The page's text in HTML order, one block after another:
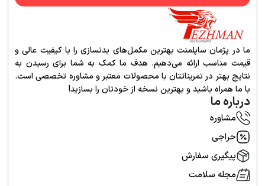
ما در پژمان ساپلمنت بهترین مکمل‌های بدنسازی را با کیفیت عالی و
قیمت مناسب ارائه می‌دهیم. هدف ما کمک به شما برای رسیدن به
نتایج بهتر در تمریناتتان با محصولات معتبر و مشاوره تخصصی است.
با ما همراه باشید و بهترین نسخه از خودتان را بسازید!
درباره ما
مشاوره
حراجی
پیگیری سفارش
مجله سلامت